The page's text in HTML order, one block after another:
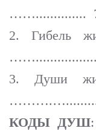
……..............
2.
3. Души
……….….........
КОДЫ ДУШ: